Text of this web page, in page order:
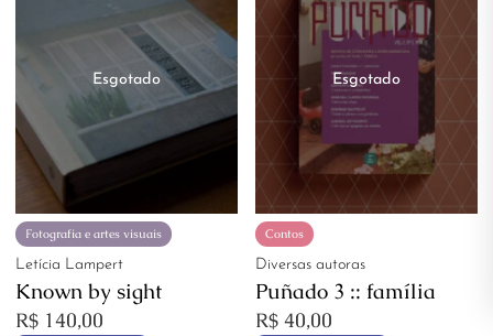
Fotografia e artes visuais
Letícia Lampert
Known by sight
R$ 140,00
Contos
Diversas autoras
Puñado 3 :: família
R$ 40,00